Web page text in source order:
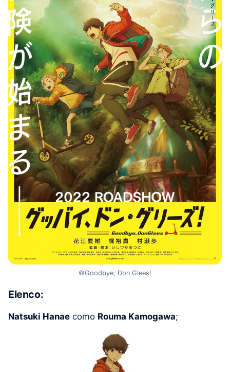
©Goodbye, Don Glees!
Elenco:
Natsuki Hanae como Rouma Kamogawa;